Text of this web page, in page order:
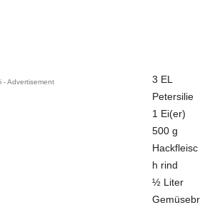
- Advertisement
3 EL
Petersilie
1 Ei(er)
500 g
Hackfleisc
h rind
½ Liter
Gemüsebr